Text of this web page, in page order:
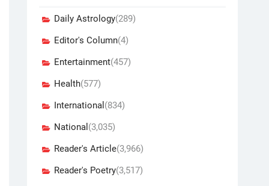
Daily Astrology(289)
Editor's Column(4)
Entertainment(457)
Health(577)
International (834)
National (3,035)
Reader's Article(3,966)
Reader's Poetry(3,517)